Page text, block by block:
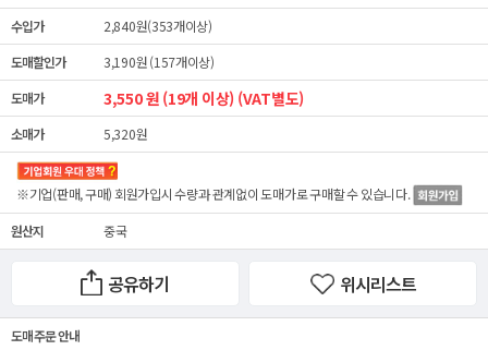
수입가
2,840원(353개이상)
도매할인가
3,190원 (157개이상)
도매가
3,550 원 (19개 이상) (VAT별도)
소매가 5,320원
※기업(판매, 구매) 회원가입시 수량과 관계없이도매가로 구매할 수 있습니다.
원산지 중국
공유하기 위시리스트
도매 주문 안내